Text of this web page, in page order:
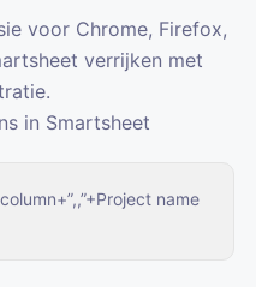
voor Chrome, Firefox,
verrijken met
in Smartsheet
name